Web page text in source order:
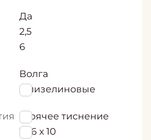
Да
2,5
6
Волга
Флизелиновые
Горячее тиснение
1,06 х 10